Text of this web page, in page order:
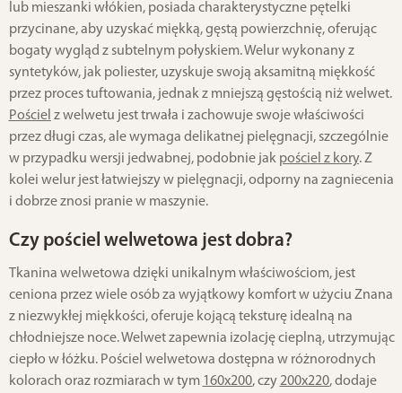
lub mieszanki włókien, posiada charakterystyczne pętelki
przycinane, aby uzyskać miękką, gęstą powierzchnię, oferując
bogaty wygląd z subtelnym połyskiem. Welur wykonany z
syntetyków, jak poliester, uzyskuje swoją aksamitną miękkość
przez proces tuftowania, jednak z mniejszą gęstością niż welwet.
Pościel z welwetu jest trwała i zachowuje swoje właściwości
przez długi czas, ale wymaga delikatnej pielęgnacji, szczególnie
w przypadku wersji jedwabnej, podobnie jak pościel z kory. Z
kolei welur jest łatwiejszy w pielęgnacji, odporny na zagniecenia
i dobrze znosi pranie w maszynie.
Czy pościel welwetowa jest dobra?
Tkanina welwetowa dzięki unikalnym właściwościom, jest
ceniona przez wiele osób za wyjątkowy komfort w użyciu Znana
z niezwykłej miękkości, oferuje kojącą teksturę idealną na
chłodniejsze noce. Welwet zapewnia izolację cieplną, utrzymując
ciepło w łóżku. Pościel welwetowa dostępna w różnorodnych
kolorach oraz rozmiarach w tym 160x200, czy200x220, dodaje